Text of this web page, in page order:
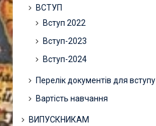
ВСТУП
Вступ 2022
Вступ-2023
Вступ-2024
Перелік документів для вступу
Вартість навчання
ВИПУСКНИКАМ